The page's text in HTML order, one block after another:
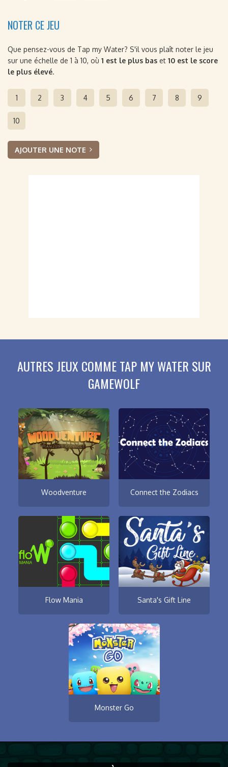
NOTER CE JEU
Que pensez-vous de Tap my Water? S'il vous plaît noter le jeu
sur une échelle de 1 à 10, où 1 est le plus bas et 10 est le score
le plus élevé.
1 2 3 4 5 6 7 8 9
10
AJOUTER UNE NOTE
AUTRES JEUX COMME TAP MY WATER SUR
GAMEWOLF
Woodventure Connect the Zodiacs
Flow Mania Santa's Gift Line
Monster Go